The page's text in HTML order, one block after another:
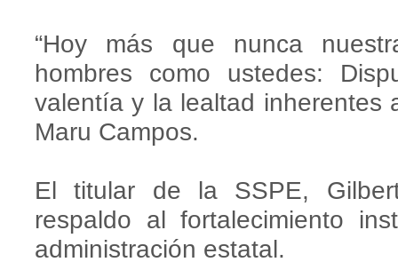
“Hoy más que nunca
hombres como ustedes:
valentía y la lealtad inherentes
Maru Campos.
El titular de la SSPE,
respaldo al fortalecimiento
administración estatal.